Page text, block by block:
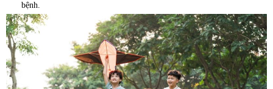
bệnh.